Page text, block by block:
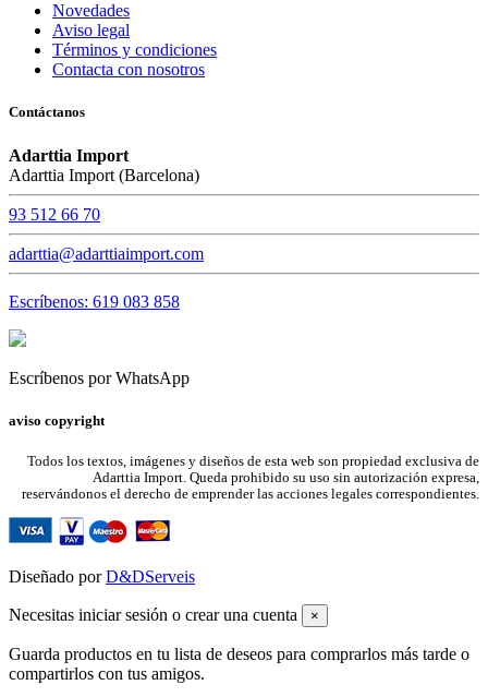
Novedades
Aviso legal
Términos y condiciones
Contacta con nosotros
Contáctanos
Adarttia Import
Adarttia Import (Barcelona)
93 512 66 70
adarttia@adarttiaimport.com
Escríbenos: 619 083 858
Escríbenos por WhatsApp
aviso copyright
Todos los textos, imágenes y diseños de esta web son propiedad exclusiva de
Adarttia Import. Queda prohibido su uso sin autorización expresa,
reservándonos el derecho de emprender las acciones legales correspondientes.
Diseñado porD&DServeis
Necesitas iniciar sesión o crear una cuenta ×
Guarda productos en tu lista de deseos para comprarlos más tarde o
compartirlos con tus amigos.